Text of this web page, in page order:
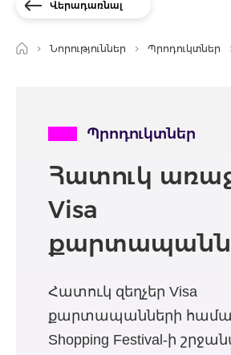
Վերադառնալ
Նորություններ Պրոդուկտներ
Պրոդուկտներ
Հատուկ
Visa
Հատուկ զեղչեր Visa
քարտապանների
Shopping Festival-ի